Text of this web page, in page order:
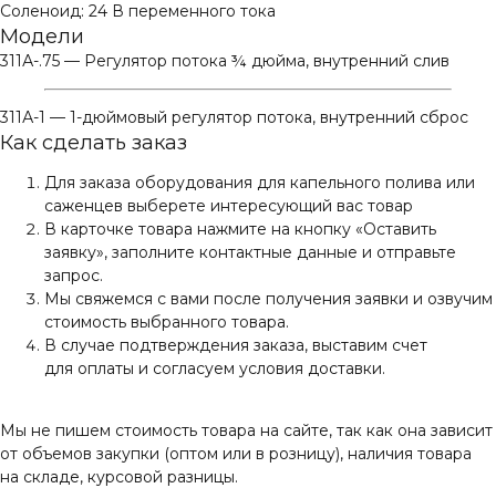
Соленоид: 24 В переменного тока
Модели
311А-.75 — Регулятор потока ¾ дюйма, внутренний слив
311А-1 — 1-дюймовый регулятор потока, внутренний сброс
Как сделать заказ
Для заказа оборудования для капельного полива или
саженцев выберете интересующий вас товар
В карточке товара нажмите на кнопку «Оставить
заявку», заполните контактные данные и отправьте
запрос.
Мы свяжемся с вами после получения заявки и озвучим
стоимость выбранного товара.
В случае подтверждения заказа, выставим счет
для оплаты и согласуем условия доставки.
Мы не пишем стоимость товара на сайте, так как она зависит
от объемов закупки (оптом или в розницу), наличия товара
на складе, курсовой разницы.